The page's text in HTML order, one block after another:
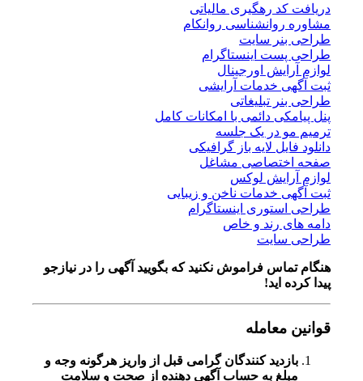
دریافت کد رهگیری مالیاتی
مشاوره روانشناسی روانکام
طراحی بنر سایت
طراحی پست اینستاگرام
لوازم آرایش اورجینال
ثبت آگهی خدمات آرایشی
طراحی بنر تبلیغاتی
پنل پیامکی دائمی با امکانات کامل
ترمیم مو در یک جلسه
دانلود فایل لایه باز گرافیکی
صفحه اختصاصی مشاغل
لوازم آرایش لوکس
ثبت آگهی خدمات ناخن و زیبایی
طراحی استوری اینستاگرام
دامه های رند و خاص
طراحی سایت
هنگام تماس فراموش نکنید که بگویید آگهی را در نیازجو
پیدا کرده اید!
قوانین معامله
بازدید کنندگان گرامی قبل از واریز هرگونه وجه و
مبلغ به حساب آگهی دهنده از صحت و سلامت